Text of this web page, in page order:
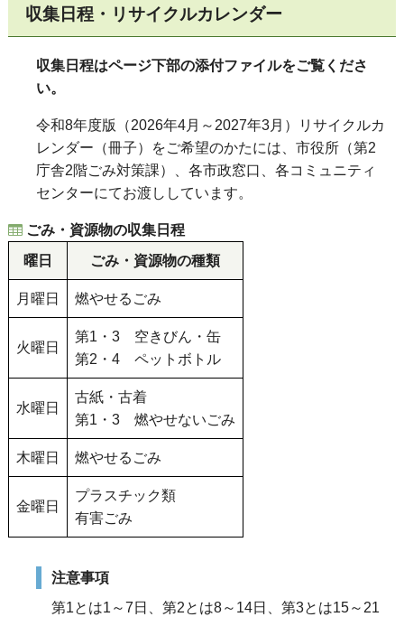
収集日程・リサイクルカレンダー
収集日程はページ下部の添付ファイルをご覧くださ
い。
令和8年度版（2026年4月～2027年3月）リサイクルカ
レンダー（冊子）をご希望のかたには、市役所（第2
庁舎2階ごみ対策課）、各市政窓口、各コミュニティ
センターにてお渡ししています。
ごみ・資源物の収集日程
曜日
ごみ・資源物の種類
月曜日 燃やせるごみ
火曜日
第1・3 空きびん・缶
第2・4 ペットボトル
水曜日
古紙・古着
第1・3 燃やせないごみ
木曜日 燃やせるごみ
金曜日
プラスチック類
有害ごみ
注意事項
第1とは1～7日、第2とは8～14日、第3とは15～21